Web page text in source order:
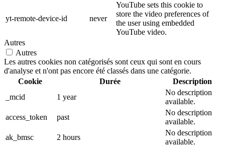
yt-remote-device-id never
YouTube sets this cookie to
store the video preferences of
the user using embedded
YouTube video.
Autres
Autres
Les autres cookies non catégorisés sont ceux qui sont en cours
d'analyse et n'ont pas encore été classés dans une catégorie.
Cookie
Durée
Description
_mcid
1 year
No description
available.
access_token
past
No description
available.
ak_bmsc
2 hours
No description
available.